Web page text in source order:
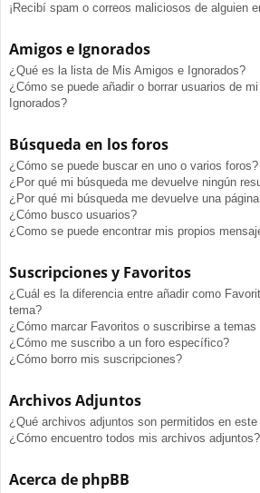
¡Recibí spam o correos maliciosos de alguien
Amigos e Ignorados
¿Qué es la lista de Mis Amigos e Ignorados?
¿Cómo se puede añadir o borrar usuarios de
Ignorados?
Búsqueda en los foros
¿Cómo se puede buscar en uno o varios foros?
¿Por qué mi búsqueda me devuelve ningún
¿Por qué mi búsqueda me devuelve una
¿Cómo busco usuarios?
¿Como se puede encontrar mis propios
Suscripciones y Favoritos
¿Cuál es la diferencia entre añadir como
tema?
¿Cómo marcar Favoritos o suscribirse a
¿Cómo me suscribo a un foro específico?
¿Cómo borro mis suscripciones?
Archivos Adjuntos
¿Qué archivos adjuntos son permitidos en este
¿Cómo encuentro todos mis archivos adjuntos?
Acerca de phpBB